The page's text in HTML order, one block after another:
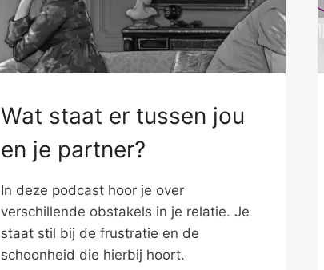
Wat staat er tussen jou
en je partner?
In deze podcast hoor je over
verschillende obstakels in je relatie. Je
staat stil bij de frustratie en de
schoonheid die hierbij hoort.